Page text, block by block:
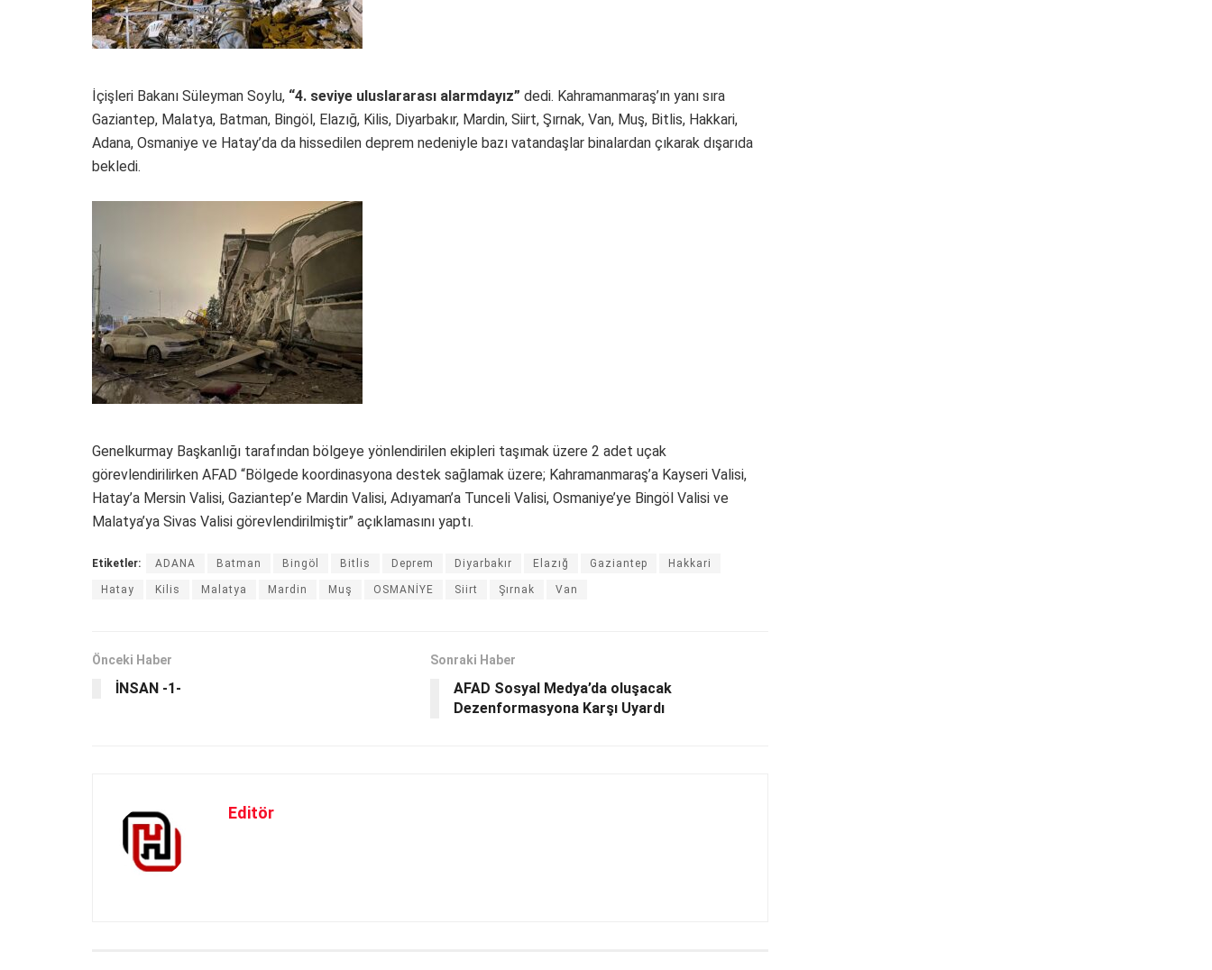
İçişleri Bakanı Süleyman Soylu, “4. seviye uluslararası alarmdayız” dedi. Kahramanmaraş’ın yanı sıra
Gaziantep, Malatya, Batman, Bingöl, Elazığ, Kilis, Diyarbakır, Mardin, Siirt, Şırnak, Van, Muş, Bitlis, Hakkari,
Adana, Osmaniye ve Hatay’da da hissedilen deprem nedeniyle bazı vatandaşlar binalardan çıkarak dışarıda
bekledi.
Genelkurmay Başkanlığı tarafından bölgeye yönlendirilen ekipleri taşımak üzere 2 adet uçak
görevlendirilirken AFAD “Bölgede koordinasyona destek sağlamak üzere; Kahramanmaraş’a Kayseri Valisi,
Hatay’a Mersin Valisi, Gaziantep’e Mardin Valisi, Adıyaman’a Tunceli Valisi, Osmaniye’ye Bingöl Valisi ve
Malatya’ya Sivas Valisi görevlendirilmiştir” açıklamasını yaptı.
Etiketler: ADANA Batman Bingöl Bitlis Deprem Diyarbakır Elazığ Gaziantep Hakkari
Hatay Kilis Malatya Mardin Muş OSMANİYE Siirt Şırnak Van
Önceki Haber
İNSAN -1-
Sonraki Haber
AFAD Sosyal Medya’da oluşacak
Dezenformasyona Karşı Uyardı
Editör